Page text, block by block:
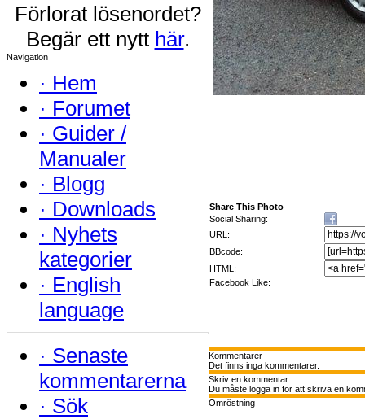
Förlorat lösenordet?
Begär ett nytt här.
Navigation
· Hem
· Forumet
· Guider /
Manualer
· Blogg
· Downloads
· Nyhets
kategorier
· English
language
· Senaste
kommentarerna
· Sök
Share This Photo
Social Sharing:
URL:
BBcode:
HTML:
Facebook Like:
Kommentarer
Det finns inga kommentarer.
Skriv en kommentar
Du måste logga in för att skriva en
Omröstning